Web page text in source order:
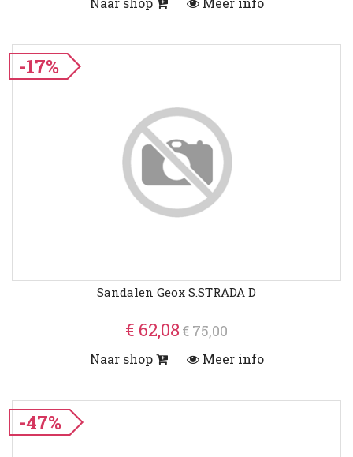
-17%
Sandalen Geox S.STRADA D
€ 62,08€ 75,00
Naar shop Meer info
-47%